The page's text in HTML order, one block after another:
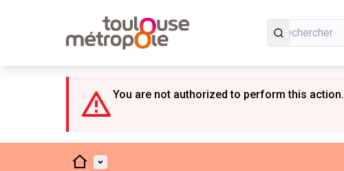
You are not authorized to perform this action.
AccueilMenu principal